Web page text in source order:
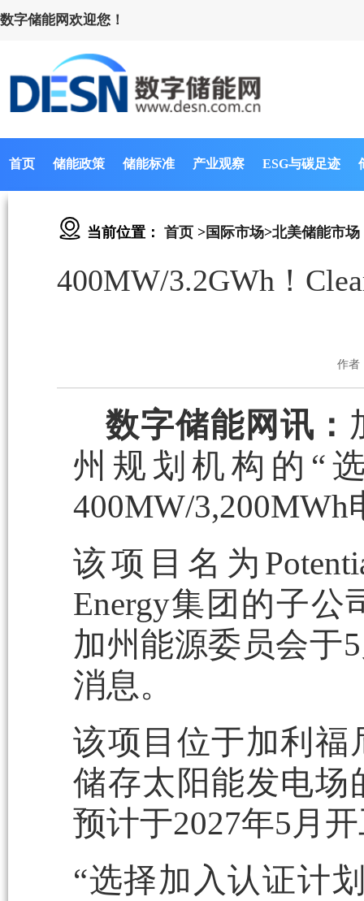
数字储能网欢迎您！
首页 储能政策 储能标准 产业观察 ESG与碳足迹
当前位置： 首页 >国际市场>北美储能市场
400MW/3.2GWh！
作者
数字储能网讯：
州规划机构的“
400MW/
该项目名为
Energy集团的子
加州能源委员会于
消息。
该项目位于加利福
储存太阳能发电场
预计于2027年5月
“选择加入认证计